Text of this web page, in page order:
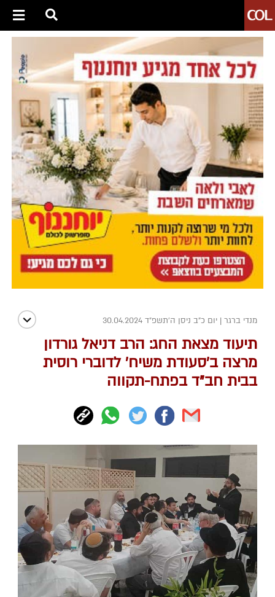
מנדי ברגר | יום כ"ב ניסן ה׳תשפ״ד 30.04.2024
תיעוד מצאת החג: הרב דניאל גורדון
מרצה ב'סעודת משיח' לדוברי רוסית
בבית חב"ד בפתח-תקווה